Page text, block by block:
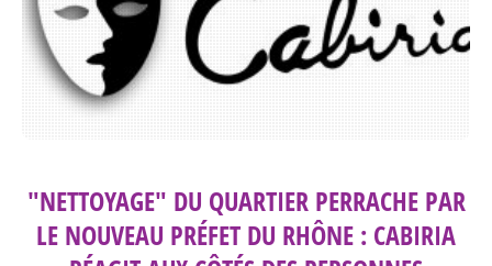
"NETTOYAGE" DU QUARTIER PERRACHE PAR
LE NOUVEAU PRÉFET DU RHÔNE : CABIRIA